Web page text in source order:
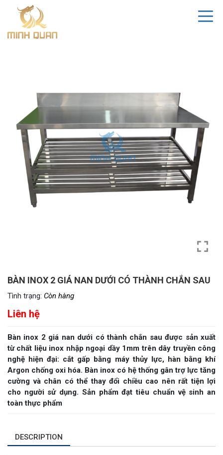
BÀN INOX 2 GIÁ NAN DƯỚI CÓ THÀNH CHẮN SAU
Tình trạng: Còn hàng
Liên hệ
Bàn inox 2 giá nan dưới có thành chắn sau được sản xuất
từ chất liệu inox nhập ngoại dầy 1mm trên dây truyền công
nghệ hiện đại: cắt gấp bằng máy thủy lực, hàn bằng khí
Argon chống oxi hóa. Bàn inox có hệ thống gân trợ lực tăng
cường và chân có thể thay đổi chiều cao nên rất tiện lợi
cho người sử dụng. Sản phẩm đạt tiêu chuẩn vệ sinh an
toàn thực phẩm
DESCRIPTION